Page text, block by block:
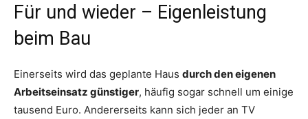
Für und wieder – Eigenleistung
beim Bau
Einerseits wird das geplante Haus durch den eigenen
Arbeitseinsatz günstiger, häufig sogar schnell um einige
tausend Euro. Andererseits kann sich jeder an TV